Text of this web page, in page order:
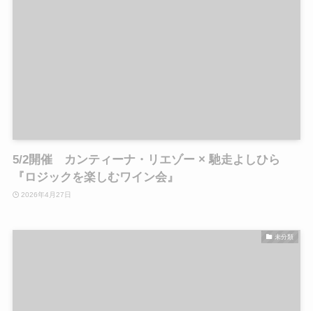
5/2開催 カンティーナ・リエゾー × 馳走よしひら
『ロジックを楽しむワイン会』
2026年4月27日
未分類